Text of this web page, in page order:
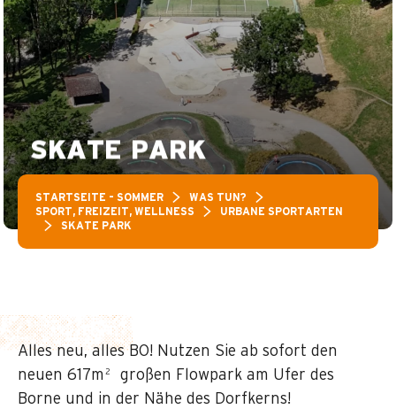
SKATE PARK
STARTSEITE – SOMMER
WAS TUN?
SPORT, FREIZEIT, WELLNESS
URBANE SPORTARTEN
SKATE PARK
Alles neu, alles BO! Nutzen Sie ab sofort den
neuen 617m² großen Flowpark am Ufer des
Borne und in der Nähe des Dorfkerns!